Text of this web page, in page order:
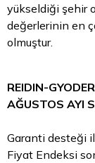
yükseldiği şehir
değerlerinin en
olmuştur.
REIDIN-
AĞUSTOS AYI
Garanti desteği
Fiyat Endeksi